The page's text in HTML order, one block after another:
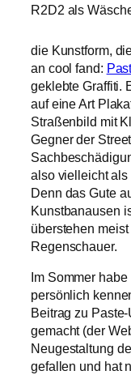
R2D2 als
die Kunstform,
an cool fand:
geklebte Graffiti.
auf eine Art
Straßenbild mit
Gegner der
also vielleicht als
Denn das Gute
Kunstbanausen
überstehen
Regenschauer.
Im Sommer
persönlich
Beitrag zu
gemacht (der
Neugestaltung
gefallen und hat